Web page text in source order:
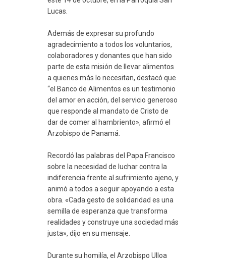
Lucas.
Además de expresar su profundo
agradecimiento a todos los voluntarios,
colaboradores y donantes que han sido
parte de esta misión de llevar alimentos
a quienes más lo necesitan, destacó que
“el Banco de Alimentos es un testimonio
del amor en acción, del servicio generoso
que responde al mandato de Cristo de
dar de comer al hambriento», afirmó el
Arzobispo de Panamá.
Recordó las palabras del Papa Francisco
sobre la necesidad de luchar contra la
indiferencia frente al sufrimiento ajeno, y
animó a todos a seguir apoyando a esta
obra. «Cada gesto de solidaridad es una
semilla de esperanza que transforma
realidades y construye una sociedad más
justa», dijo en su mensaje.
Durante su homilía, el Arzobispo Ulloa